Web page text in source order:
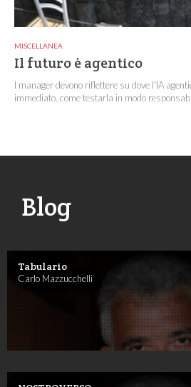
MISCELLANEA
Il futuro è agentico
I manager devono riflettere su dove l'IA
immediato, come testarla in modo
Blog
Tabulario
Carlo Mazzucchelli